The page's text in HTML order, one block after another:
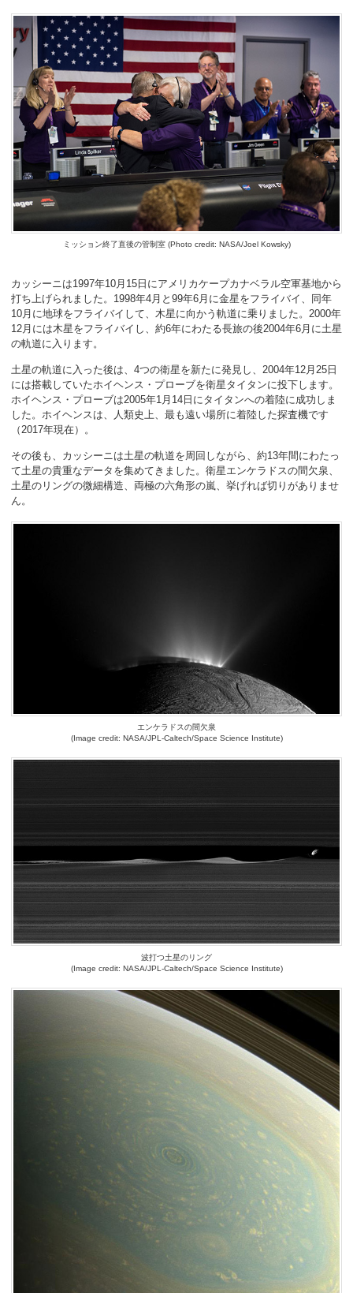
ミッション終了直後の管制室 (Photo credit: NASA/Joel Kowsky)
カッシーニは1997年10月15日にアメリカケープカナベラル空軍基地から
打ち上げられました。1998年4月と99年6月に金星をフライバイ、同年
10月に地球をフライバイして、木星に向かう軌道に乗りました。2000年
12月には木星をフライバイし、約6年にわたる長旅の後2004年6月に土星
の軌道に入ります。
土星の軌道に入った後は、4つの衛星を新たに発見し、2004年12月25日
には搭載していたホイヘンス・プローブを衛星タイタンに投下します。
ホイヘンス・プローブは2005年1月14日にタイタンへの着陸に成功しま
した。ホイヘンスは、人類史上、最も遠い場所に着陸した探査機です
（2017年現在）。
その後も、カッシーニは土星の軌道を周回しながら、約13年間にわたっ
て土星の貴重なデータを集めてきました。衛星エンケラドスの間欠泉、
土星のリングの微細構造、両極の六角形の嵐、挙げれば切りがありませ
ん。
エンケラドスの間欠泉
(Image credit: NASA/JPL-Caltech/Space Science Institute)
波打つ土星のリング
(Image credit: NASA/JPL-Caltech/Space Science Institute)